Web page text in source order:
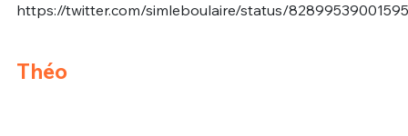
https://twitter.com/simleboulaire/status/
Théo